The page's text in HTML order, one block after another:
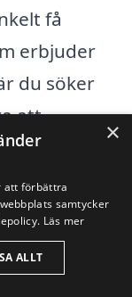
få
erbjuder
du söker
att
städer
,
,
×
att förbättra
samtycker
Läs mer
ALLT